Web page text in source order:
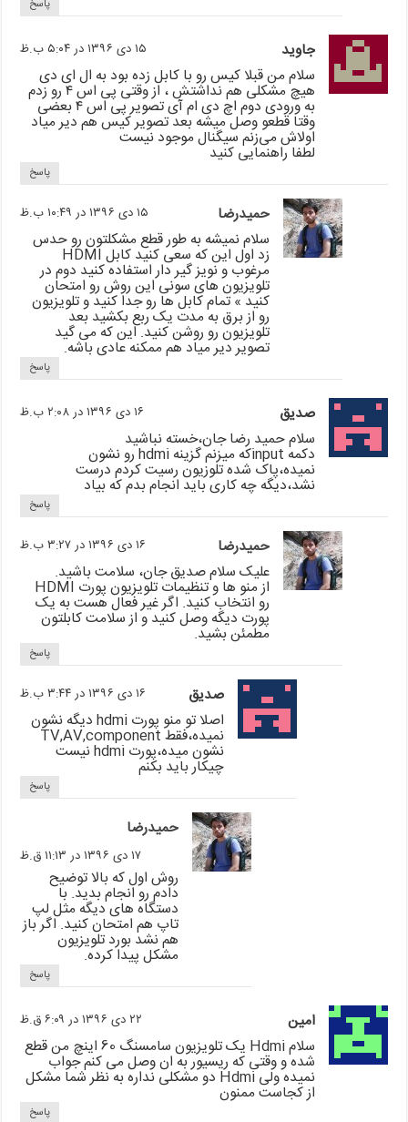
پاسخ
جاوید ۱۵ دی ۱۳۹۶ در ۵:۰۴ ب.ظ
سلام من قبلا کیس رو با کابل زده بود به ال ای دی
هیچ مشکلی هم نداشتش ، از وقتی پی اس ۴ رو زدم
به ورودی دوم اچ دی ام آی تصویر پی اس ۴ بعضی
وقتا قطعو وصل میشه بعد تصویر کیس هم دیر میاد
اولاش می‌زنم سیگنال موجود نیست
لطفا راهنمایی کنید
پاسخ
حمیدرضا ۱۵ دی ۱۳۹۶ در ۱۰:۴۹ ب.ظ
سلام نمیشه به طور قطع مشکلتون رو حدس
زد اول این که سعی کنید کابل HDMI
مرغوب و نویز گیر دار استفاده کنید دوم در
تلویزیون های سونی این روش رو امتحان
کنید » تمام کابل ها رو جدا کنید و تلویزیون
رو از برق به مدت یک ربع بکشید بعد
تلویزیون رو روشن کنید. این که می گید
تصویر دیر میاد هم ممکنه عادی باشه.
پاسخ
صدیق ۱۶ دی ۱۳۹۶ در ۲:۰۸ ب.ظ
سلام حمید رضا جان،خسته نباشید
دکمه inputکه میزنم گزینه hdmi رو نشون
نمیده،پاک شده تلوزیون رسیت کردم درست
نشد،دیگه چه کاری باید انجام بدم که بیاد
پاسخ
حمیدرضا ۱۶ دی ۱۳۹۶ در ۳:۲۷ ب.ظ
علیک سلام صدیق جان، سلامت باشید.
از منو ها و تنظیمات تلویزیون پورت HDMI
رو انتخاب کنید. اگر غیر فعال هست به یک
پورت دیگه وصل کنید و از سلامت کابلتون
مطمئن بشید.
پاسخ
صدیق ۱۶ دی ۱۳۹۶ در ۳:۴۴ ب.ظ
اصلا تو منو پورت hdmi دیگه نشون
نمیده،فقط TV,AV,component
نشون میده،پورت hdmi نیست
چیکار باید بکنم
پاسخ
حمیدرضا
۱۷ دی ۱۳۹۶ در ۱۱:۱۳ ق.ظ
روش اول که بالا توضیح
دادم رو انجام بدید. با
دستگاه های دیگه مثل لپ
تاپ هم امتحان کنید. اگر باز
هم نشد بورد تلویزیون
مشکل پیدا کرده.
پاسخ
امین ۲۲ دی ۱۳۹۶ در ۶:۰۹ ق.ظ
سلام Hdmi یک تلویزیون سامسنگ 60 اینچ من قطع
شده و وقتی که ریسیور به ان وصل می کنم جواب
نمیده ولی Hdmi دو مشکلی نداره به نظر شما مشکل
از کجاست ممنون
پاسخ